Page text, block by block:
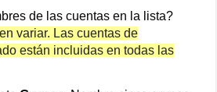
de las cuentas en la lista?
variar. Las cuentas de
están incluidas en todas las